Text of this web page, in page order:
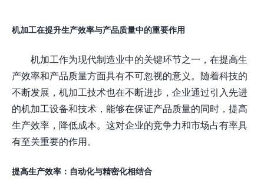
机加工在提升生产效率与产品质量中的重要作用
机加工作为现代制造业中的关键环节之一，在提高生
产效率和产品质量方面具有不可忽视的意义。随着科技的
不断发展，机加工技术也在不断进步，企业通过引入先进
的机加工设备和技术，能够在保证产品质量的同时，提高
生产效率，降低成本。这对企业的竞争力和市场占有率具
有至关重要的作用。
提高生产效率：自动化与精密化相结合